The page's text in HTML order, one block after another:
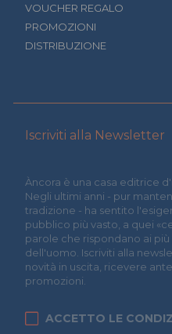
VOUCHER REGALO
PROMOZIONI
DISTRIBUZIONE
Iscriviti alla Newsletter
Àncora è una casa editrice
Negli ultimi anni - pur
tradizione - ha sentito
pubblico più vasto, a quei
parole che rispondano ai
dell'uomo. Iscriviti alla
novità in uscita, ricevere
promozioni.
ACCETTO LE